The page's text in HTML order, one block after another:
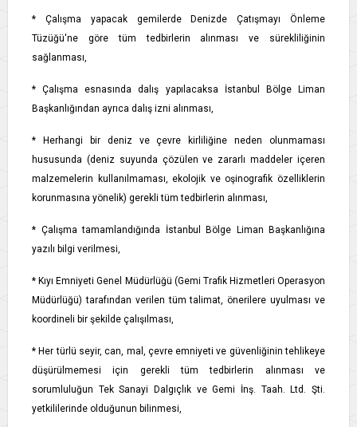
* Çalışma yapacak gemilerde Denizde Çatışmayı Önleme
Tüzüğü'ne göre tüm tedbirlerin alınması ve sürekliliğinin
sağlanması,
* Çalışma esnasında dalış yapılacaksa İstanbul Bölge Liman
Başkanlığından ayrıca dalış izni alınması,
* Herhangi bir deniz ve çevre kirliliğine neden olunmaması
hususunda (deniz suyunda çözülen ve zararlı maddeler içeren
malzemelerin kullanılmaması, ekolojik ve oşinografik özelliklerin
korunmasına yönelik) gerekli tüm tedbirlerin alınması,
* Çalışma tamamlandığında İstanbul Bölge Liman Başkanlığına
yazılı bilgi verilmesi,
* Kıyı Emniyeti Genel Müdürlüğü (Gemi Trafik Hizmetleri Operasyon
Müdürlüğü) tarafından verilen tüm talimat, önerilere uyulması ve
koordineli bir şekilde çalışılması,
* Her türlü seyir, can, mal, çevre emniyeti ve güvenliğinin tehlikeye
düşürülmemesi için gerekli tüm tedbirlerin alınması ve
sorumluluğun Tek Sanayi Dalgıçlık ve Gemi İnş. Taah. Ltd. Şti.
yetkililerinde olduğunun bilinmesi,